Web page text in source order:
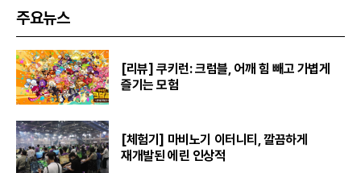
주요뉴스
[리뷰] 쿠키런: 크럼블, 어깨 힘 빼고 가볍게
즐기는 모험
[체험기] 마비노기 이터니티, 깔끔하게
재개발된 에린 인상적